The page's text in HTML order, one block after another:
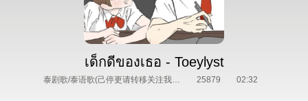
เด็กดีของเธอ - Toeylyst
泰剧歌/泰语歌(己停更请转移关注我的电台泰剧OST和泰音乐) 25879 02:32